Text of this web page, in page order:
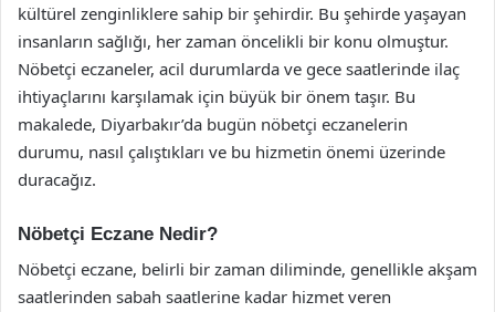
kültürel zenginliklere sahip bir şehirdir. Bu şehirde yaşayan
insanların sağlığı, her zaman öncelikli bir konu olmuştur.
Nöbetçi eczaneler, acil durumlarda ve gece saatlerinde ilaç
ihtiyaçlarını karşılamak için büyük bir önem taşır. Bu
makalede, Diyarbakır’da bugün nöbetçi eczanelerin
durumu, nasıl çalıştıkları ve bu hizmetin önemi üzerinde
duracağız.
Nöbetçi Eczane Nedir?
Nöbetçi eczane, belirli bir zaman diliminde, genellikle akşam
saatlerinden sabah saatlerine kadar hizmet veren